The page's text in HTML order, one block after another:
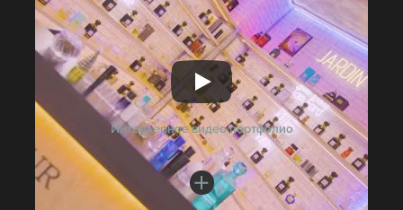
Смотреть работы
Интерьерное видео портфолио